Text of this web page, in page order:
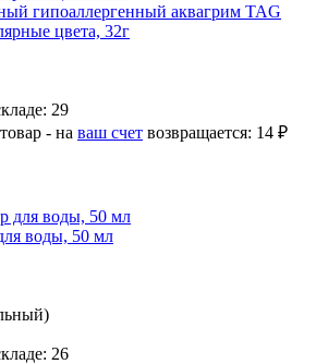
гипоаллергенный аквагрим TAG
цвета, 32г
29
- на ваш счет возвращается: 14 ₽
воды, 50 мл
26